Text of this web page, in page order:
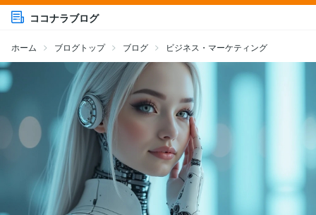
ココナラブログ
ホーム ブログトップ ブログ ビジネス・マーケティング